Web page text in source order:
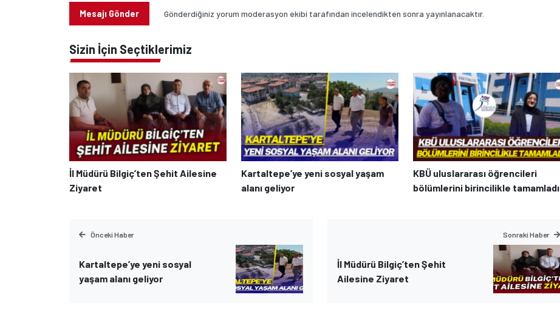
Mesajı Gönder Gönderdiğiniz yorum moderasyon ekibi tarafından incelendikten sonra yayınlanacaktır.
Sizin İçin Seçtiklerimiz
İl Müdürü Bilgiç’ten Şehit Ailesine
Ziyaret
Kartaltepe’ye yeni sosyal yaşam
alanı geliyor
KBÜ uluslararası öğrencileri
bölümlerini birincilikle tamamladı
Önceki Haber
Kartaltepe’ye yeni sosyal
yaşam alanı geliyor
Sonraki Haber
İl Müdürü Bilgiç’ten Şehit
Ailesine Ziyaret